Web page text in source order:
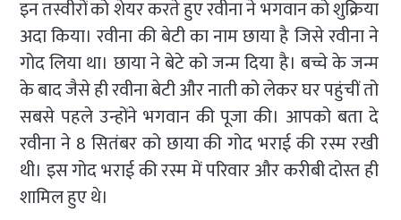
इन तस्वीरों को शेयर करते हुए रवीना ने भगवान को शुक्रिया
अदा किया। रवीना की बेटी का नाम छाया है जिसे रवीना ने
गोद लिया था। छाया ने बेटे को जन्म दिया है। बच्चे के जन्म
के बाद जैसे ही रवीना बेटी और नाती को लेकर घर पहुंचीं तो
सबसे पहले उन्होंने भगवान की पूजा की। आपको बता दे
रवीना ने 8 सितंबर को छाया की गोद भराई की रस्म रखी
थी। इस गोद भराई की रस्म में परिवार और करीबी दोस्त ही
शामिल हुए थे।